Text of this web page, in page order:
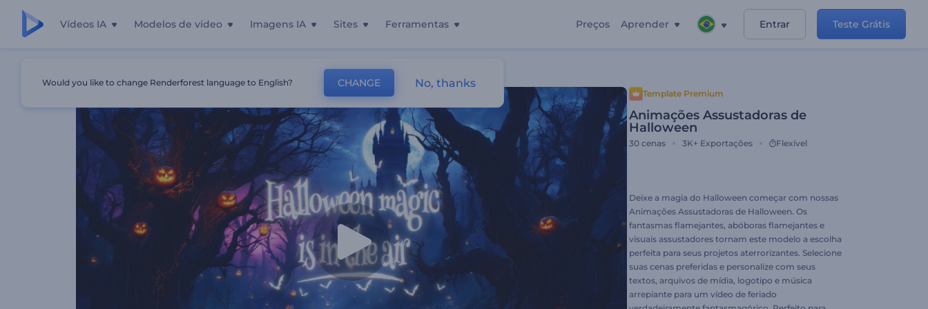
Vídeos IA Modelos de vídeo Imagens IA Sites Ferramentas Preços Aprender Entrar Teste Grátis
Template Premium
Animações Assustadoras de
Halloween
30 cenas 3K+ Exportações Flexível
Deixe a magia do Halloween começar com nossas
Animações Assustadoras de Halloween. Os
fantasmas flamejantes, abóboras flamejantes e
visuais assustadores tornam este modelo a escolha
perfeita para seus projetos aterrorizantes. Selecione
suas cenas preferidas e personalize com seus
textos, arquivos de mídia, logotipo e música
arrepiante para um vídeo de feriado
Would you like to change Renderforest language to English? CHANGE No, thanks